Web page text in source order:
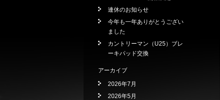
連休のお知らせ
今年も一年ありがとうござい
ました
カントリーマン（U25）ブレ
ーキパッド交換
アーカイブ
2026年7月
2026年5月